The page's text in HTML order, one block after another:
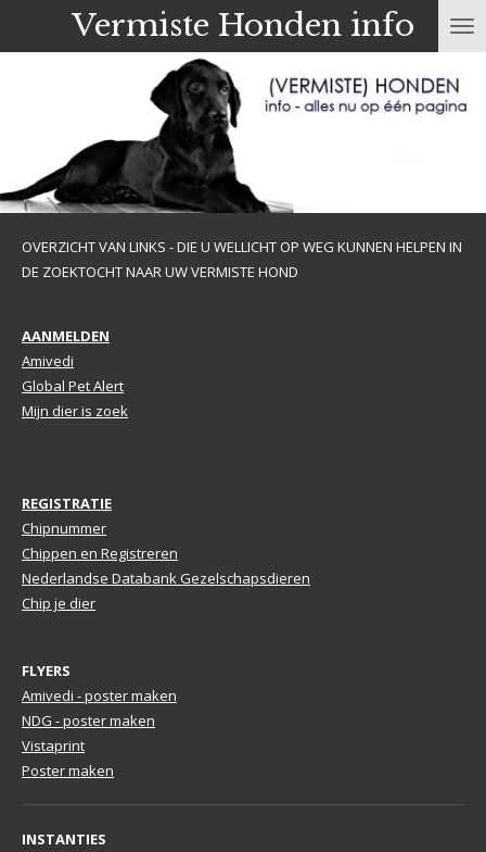
Vermiste Honden info
OVERZICHT VAN LINKS - DIE U WELLICHT OP WEG KUNNEN HELPEN IN
DE ZOEKTOCHT NAAR UW VERMISTE HOND
AANMELDEN
Amivedi
Global Pet Alert
Mijn dier is zoek
REGISTRATIE
Chipnummer
Chippen en Registreren
Nederlandse Databank Gezelschapsdieren
Chip je dier
FLYERS
Amivedi - poster maken
NDG - poster maken
Vistaprint
Poster maken
INSTANTIES